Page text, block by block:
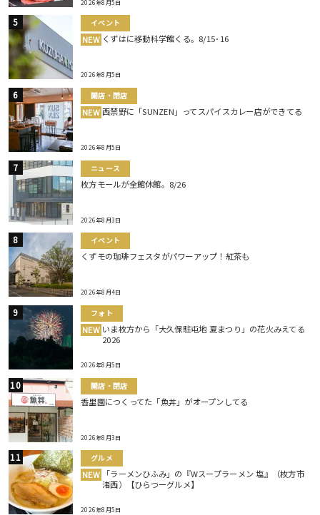
2026年8月5日
イベント
NEW くずはに移動科学館くる。8/15･16
2026年8月5日
開店・閉店
NEW 西禁野に「SUNZEN」ってスパイスカレー店ができてる
2026年8月5日
ニュース
枚方モールが全館休館。8/26
2026年8月3日
イベント
くずモの珈琲フェスタがパワーアップ！紅茶も
2026年8月4日
フォト
NEW いま枚方から「大久保駐屯地 夏まつり」の花火みえてる
2026
2026年8月5日
開店・閉店
香里園につくってた「魚丼」がオープンしてる
2026年8月3日
グルメ
NEW
「ラーメンひふみ」の『Wスープラーメン 塩』（枚方市
渚西）【ひらつーグルメ】
2026年8月5日